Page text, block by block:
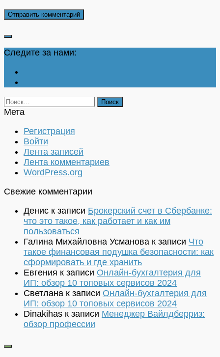
Следите за нами:
Найти:
Мета
Регистрация
Войти
Лента записей
Лента комментариев
WordPress.org
Свежие комментарии
Денис к записи Брокерский счет в Сбербанке:
что это такое, как работает и как им
пользоваться
Галина Михайловна Усманова к записи Что
такое финансовая подушка безопасности: как
сформировать и где хранить
Евгения к записи Онлайн-бухгалтерия для
ИП: обзор 10 топовых сервисов 2024
Светлана к записи Онлайн-бухгалтерия для
ИП: обзор 10 топовых сервисов 2024
Dinakihas к записи Менеджер Вайлдберриз:
обзор профессии